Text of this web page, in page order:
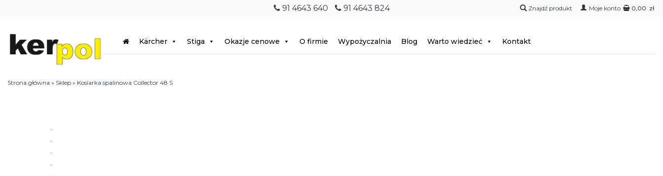
91 4643 640 91 4643 824 Moje konto 0,00 zł
Kärcher Stiga Okazje cenowe O firmie Wypożyczalnia Blog Warto wiedzieć Kontakt
Strona główna » Sklep » Kosiarka spalinowa Collector 48 S